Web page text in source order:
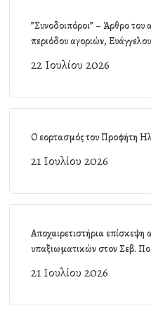
”Συνοδοιπόροι” – Άρθρο
περιόδου αγοριών,
22 Ιουλίου 2026
Ο εορτασμός του Προφήτη
21 Ιουλίου 2026
Αποχαιρετιστήρια
υπαξιωματικών στον Σεβ.
21 Ιουλίου 2026